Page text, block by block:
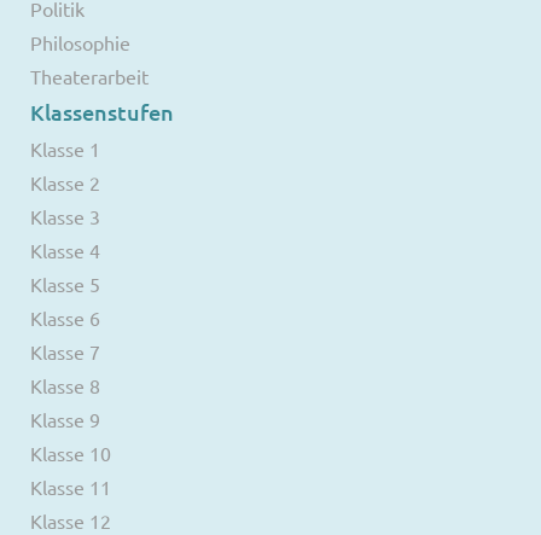
Politik
Philosophie
Theaterarbeit
Klassenstufen
Klasse 1
Klasse 2
Klasse 3
Klasse 4
Klasse 5
Klasse 6
Klasse 7
Klasse 8
Klasse 9
Klasse 10
Klasse 11
Klasse 12